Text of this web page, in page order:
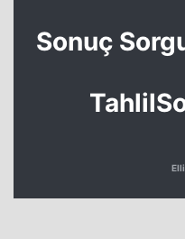
Sonuç